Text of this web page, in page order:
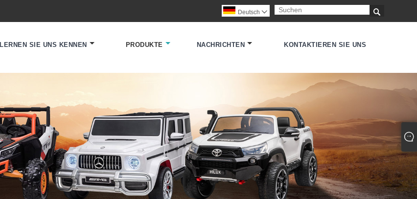

Deutsch 
LERNEN SIE UNS KENNEN PRODUKTE NACHRICHTEN KONTAKTIEREN SIE UNS